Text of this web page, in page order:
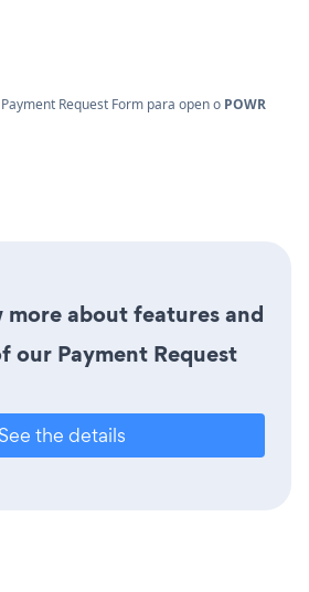
Request Form para open o POWR
about features and
our Payment Request
See the details